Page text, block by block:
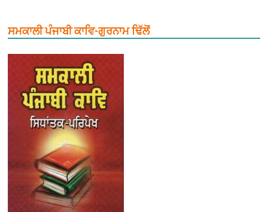
ਸਮਕਾਲੀ ਪੰਜਾਬੀ ਕਾਵਿ-ਗੁਰਨਾਮ ਢਿੱਲੋਂ